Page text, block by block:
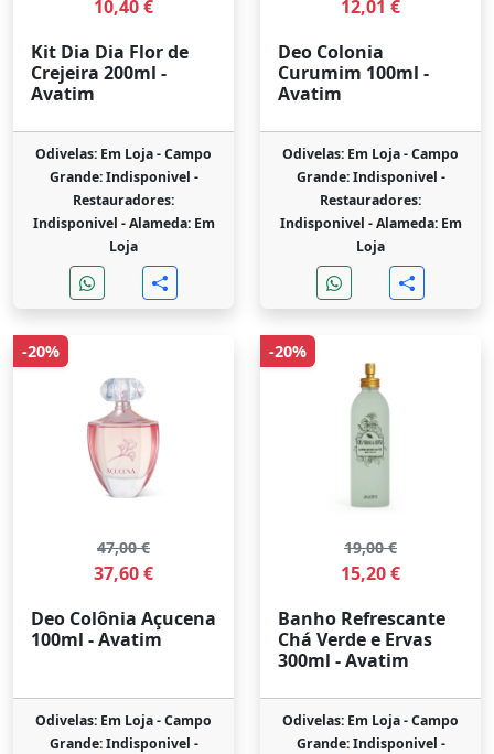
10,40 €
Kit Dia Dia Flor de
Crejeira 200ml -
Avatim
Odivelas: Em Loja -Campo
Grande: Indisponivel -
Restauradores:
Indisponivel -Alameda: Em
Loja
12,01 €
Deo Colonia
Curumim 100ml -
Avatim
Odivelas: Em Loja -Campo
Grande: Indisponivel -
Restauradores:
Indisponivel -Alameda: Em
Loja
-20%
47,00 €
37,60 €
Deo Colônia Açucena
100ml - Avatim
Odivelas: Em Loja -Campo
Grande: Indisponivel -
-20%
19,00 €
15,20 €
Banho Refrescante
Chá Verde e Ervas
300ml - Avatim
Odivelas: Em Loja -Campo
Grande: Indisponivel -